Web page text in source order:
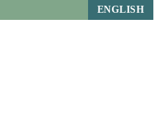
ENGLISH